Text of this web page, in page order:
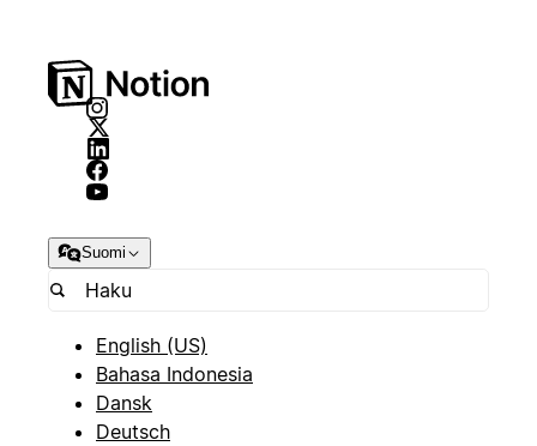
Suomi
English (US)
Bahasa Indonesia
Dansk
Deutsch